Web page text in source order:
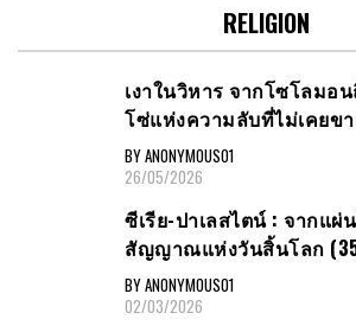
RELIGION
เงาในวิหาร จากโซโลมอ
โซ่แห่งความลับที่ไม่เคยข
BY ANONYMOUS01
26/05/2026
ซีเรีย​-ปาเลสไตน์​ : จากแ
สัญญาณ​แห่งวันสิ้นโลก​
BY ANONYMOUS01
02/03/2026